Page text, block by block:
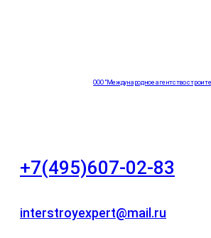
ООО "Международное агентство
+7(495)607-02-83
interstroyexpert@mail.ru